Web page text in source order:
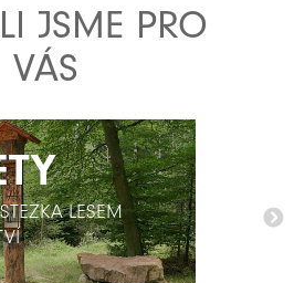
JSME PRO
VÁS
LESEM
LESEM